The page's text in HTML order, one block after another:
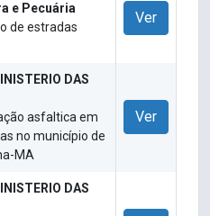
e Pecuária
de estradas
Ver
DAS
asfaltica em
no município de
MA
Ver
DAS